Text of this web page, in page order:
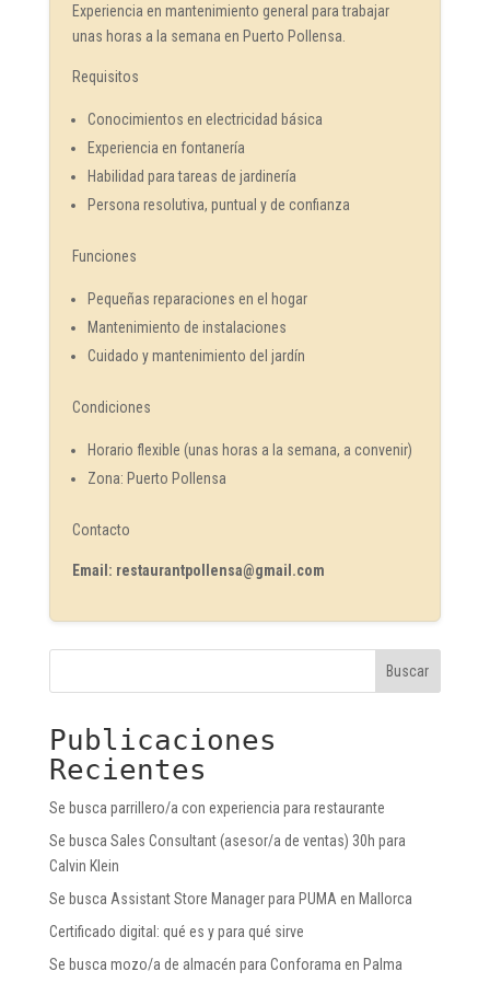
Experiencia en mantenimiento general para trabajar
unas horas a la semana en Puerto Pollensa.
Requisitos
Conocimientos en electricidad básica
Experiencia en fontanería
Habilidad para tareas de jardinería
Persona resolutiva, puntual y de confianza
Funciones
Pequeñas reparaciones en el hogar
Mantenimiento de instalaciones
Cuidado y mantenimiento del jardín
Condiciones
Horario flexible (unas horas a la semana, a convenir)
Zona: Puerto Pollensa
Contacto
Email: restaurantpollensa@gmail.com
Buscar
Publicaciones
Recientes
Se busca parrillero/a con experiencia para restaurante
Se busca Sales Consultant (asesor/a de ventas) 30h para
Calvin Klein
Se busca Assistant Store Manager para PUMA en Mallorca
Certificado digital: qué es y para qué sirve
Se busca mozo/a de almacén para Conforama en Palma